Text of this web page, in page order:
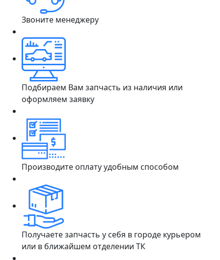
Звоните менеджеру
Подбираем Вам запчасть из наличия или
оформляем заявку
Производите оплату удобным способом
Получаете запчасть у себя в городе курьером
или в ближайшем отделении ТК